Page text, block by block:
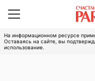
На информационном ресурсе
Оставаясь на сайте, вы
использование.